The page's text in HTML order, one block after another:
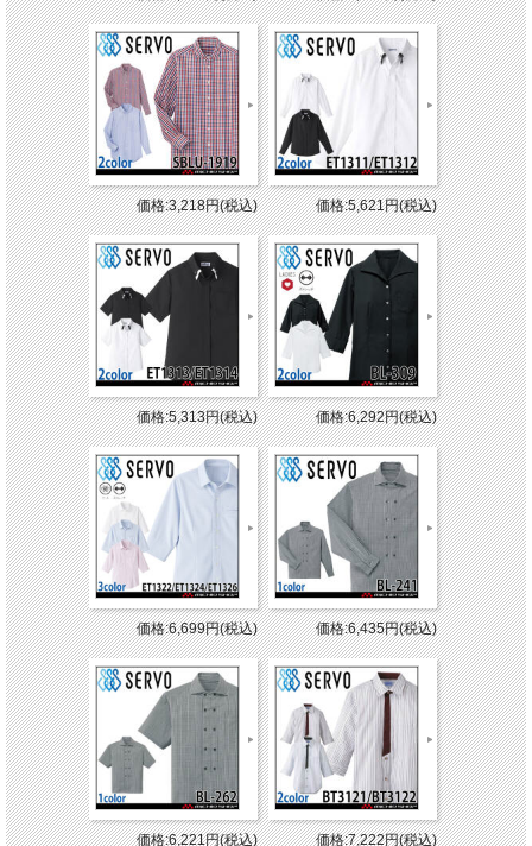
価格:3,218円(税込) 価格:5,621円(税込)
価格:5,313円(税込) 価格:6,292円(税込)
価格:6,699円(税込) 価格:6,435円(税込)
価格:6,221円(税込) 価格:7,222円(税込)